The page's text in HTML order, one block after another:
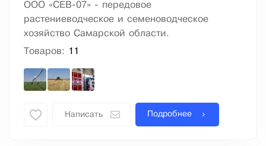
ООО «СЕВ-07» - передовое
растениеводческое и семеноводческое
хозяйство Самарской области.
Товаров: 11
Написать Подробнее